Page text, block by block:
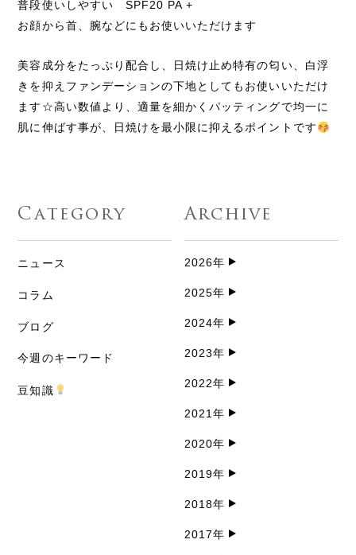
普段使いしやすい SPF20 PA +
お顔から首、腕などにもお使いいただけます
美容成分をたっぷり配合し、日焼け止め特有の匂い、白浮
きを抑えファンデーションの下地としてもお使いいただけ
ます☆高い数値より、適量を細かくパッティングで均一に
肌に伸ばす事が、日焼けを最小限に抑えるポイントです
Category
ニュース
コラム
ブログ
今週のキーワード
豆知識
Archive
2026年
2025年
2024年
2023年
2022年
2021年
2020年
2019年
2018年
2017年